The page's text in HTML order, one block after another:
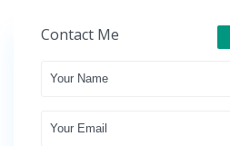
Contact Me